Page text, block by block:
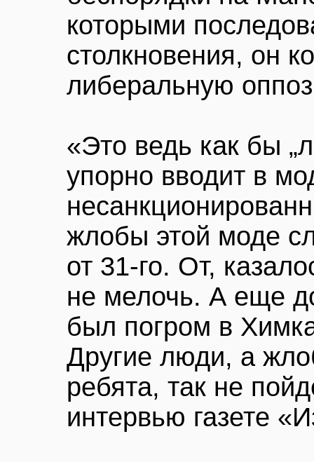
которыми
столкновения, он
либеральную
«Это ведь как бы
упорно вводит в
жлобы этой моде
от 31-го. От,
не мелочь. А еще
был погром в
Другие люди, а
ребята, так не
интервью газете